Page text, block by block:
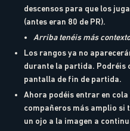
descensos para que los
(antes eran 80 de PR).
Arriba tenéis más
Los rangos ya no
durante la partida. Podréis
pantalla de fin de partida.
Ahora podéis entrar en
compañeros más amplio si
un ojo a la imagen a